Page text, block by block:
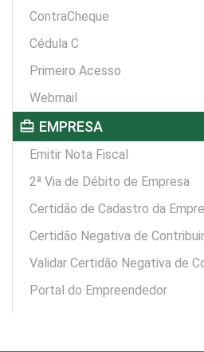
ContraCheque
Cédula C
Primeiro Acesso
Webmail
card_travel EMPRESA
Emitir Nota Fiscal
2ª Via de Débito de Empresa
Certidão de Cadastro da
Certidão Negativa de
Validar Certidão Negativa de
Portal do Empreendedor